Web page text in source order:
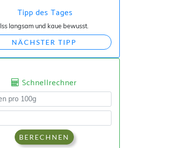
Tipp des Tages
Iss langsam und kaue bewusst.
NÄCHSTER TIPP
Schnellrechner
BERECHNEN